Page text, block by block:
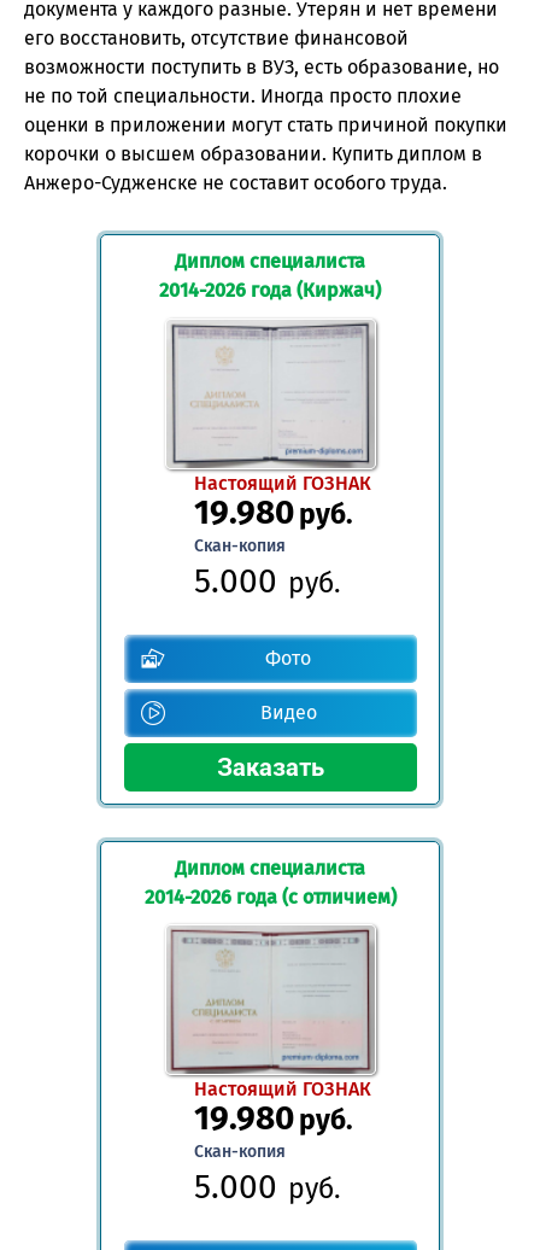
документа у каждого разные. Утерян и нет времени
его восстановить, отсутствие финансовой
возможности поступить в ВУЗ, есть образование, но
не по той специальности. Иногда просто плохие
оценки в приложении могут стать причиной покупки
корочки о высшем образовании. Купить диплом в
Анжеро-Судженске не составит особого труда.
Диплом специалиста
2014-2026 года (Киржач)
Настоящий ГОЗНАК
19.980руб.
Скан-копия
5.000 руб.
Фото
Видео
Диплом специалиста
2014-2026 года (с отличием)
Настоящий ГОЗНАК
19.980руб.
Скан-копия
5.000 руб.